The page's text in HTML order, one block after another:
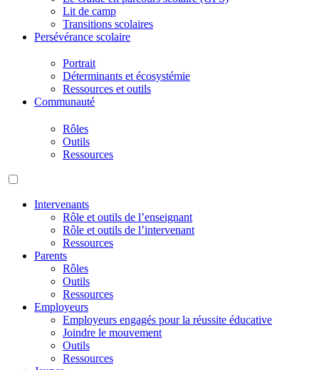
Lit de camp
Transitions scolaires
Persévérance scolaire
Portrait
Déterminants et écosystémie
Ressources et outils
Communauté
Rôles
Outils
Ressources
Intervenants
Rôle et outils de l’enseignant
Rôle et outils de l’intervenant
Ressources
Parents
Rôles
Outils
Ressources
Employeurs
Employeurs engagés pour la réussite éducative
Joindre le mouvement
Outils
Ressources